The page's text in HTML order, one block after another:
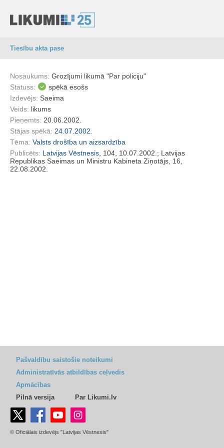
Tiesību akta pase
Nosaukums: Grozījumi likumā "Par policiju"
Statuss:
spēkā esošs
Izdevējs: Saeima
Veids: likums
Pieņemts: 20.06.2002.
Stājas spēkā: 24.07.2002.
Tēma: Valsts drošība un aizsardzība
Publicēts: Latvijas Vēstnesis , 104, 10.07.2002.; Latvijas
Republikas Saeimas un Ministru Kabineta Ziņotājs, 16,
22.08.2002.
Pašvaldību saistošie noteikumi
Administratīvās atbildības ceļvedis
Apmācības
Pilnā versija
Par Likumi.lv
© Oficiālais izdevējs "Latvijas Vēstnesis"